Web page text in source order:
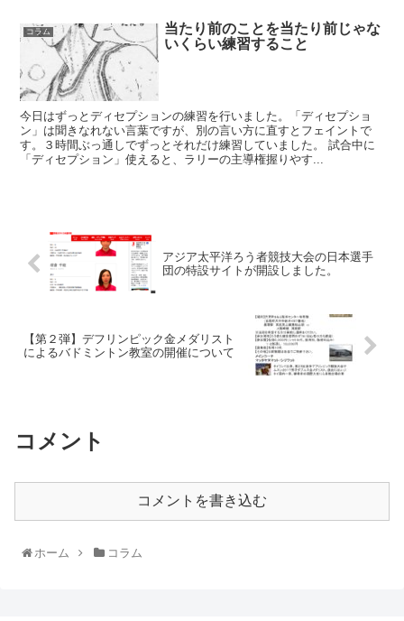
コラム
当たり前のことを当たり前じゃな
いくらい練習すること
今日はずっとディセプションの練習を行いました。「ディセプショ
ン」は聞きなれない言葉ですが、別の言い方に直すとフェイントで
す。３時間ぶっ通しでずっとそれだけ練習していました。 試合中に
「ディセプション」使えると、ラリーの主導権握りやす...
アジア太平洋ろう者競技大会の日本選手
団の特設サイトが開設しました。
【第２弾】デフリンピック金メダリスト
によるバドミントン教室の開催について
コメント
コメントを書き込む
ホーム コラム